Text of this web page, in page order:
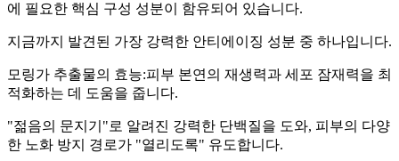
에 필요한 핵심 구성 성분이 함유되어 있습니다.
지금까지 발견된 가장 강력한 안티에이징 성분 중 하나입니다.
모링가 추출물의 효능:피부 본연의 재생력과 세포 잠재력을 최
적화하는 데 도움을 줍니다.
"젊음의 문지기"로 알려진 강력한 단백질을 도와, 피부의 다양
한 노화 방지 경로가 "열리도록" 유도합니다.